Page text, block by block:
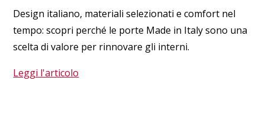
Design italiano, materiali selezionati e comfort nel
tempo: scopri perché le porte Made in Italy sono una
scelta di valore per rinnovare gli interni.
Leggi l'articolo